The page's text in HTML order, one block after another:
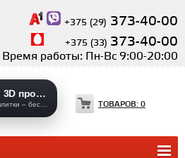
+375 (29) 373-40-00
+375 (33) 373-40-00
Время работы: Пн-Вс 9:00-20:00
Открыть 3D проекты
ТОВАРОВ: 0